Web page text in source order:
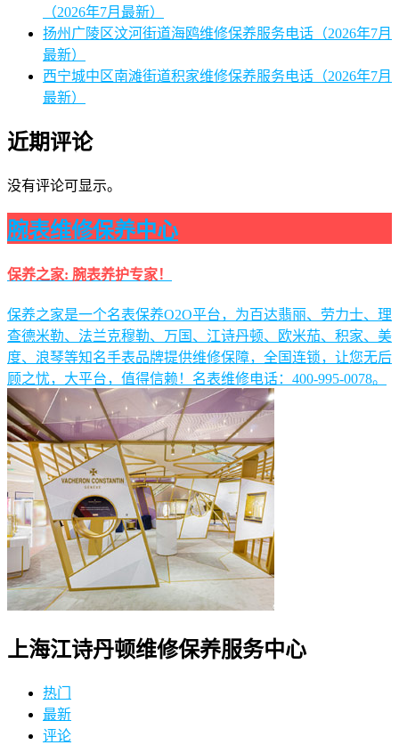
（2026年7月最新）
扬州广陵区汶河街道海鸥维修保养服务电话（2026年7月
最新）
西宁城中区南滩街道积家维修保养服务电话（2026年7月
最新）
近期评论
没有评论可显示。
腕表维修保养中心
保养之家: 腕表养护专家！
保养之家是一个名表保养O2O平台，为百达翡丽、劳力士、理
查德米勒、法兰克穆勒、万国、江诗丹顿、欧米茄、积家、美
度、浪琴等知名手表品牌提供维修保障，全国连锁，让您无后
顾之忧，大平台，值得信赖！名表维修电话：400-995-0078。
上海江诗丹顿维修保养服务中心
热门
最新
评论